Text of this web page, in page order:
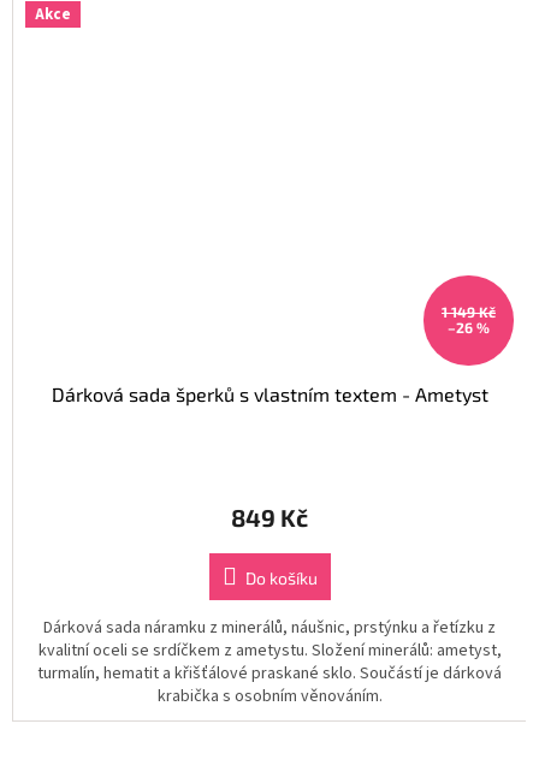
Akce
1 149 Kč
–26 %
Dárková sada šperků s vlastním textem - Ametyst
849 Kč
Do košíku
Dárková sada náramku z minerálů, náušnic, prstýnku a řetízku z
kvalitní oceli se srdíčkem z ametystu. Složení minerálů: ametyst,
turmalín, hematit a křišťálové praskané sklo. Součástí je dárková
krabička s osobním věnováním.